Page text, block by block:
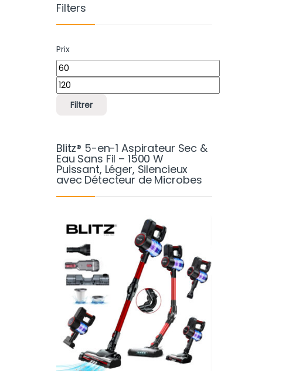
Filters
Prix
Prix min
Prix max
Filtrer
Blitz® 5-en-1 Aspirateur Sec &
Eau Sans Fil – 1500 W
Puissant, Léger, Silencieux
avec Détecteur de Microbes